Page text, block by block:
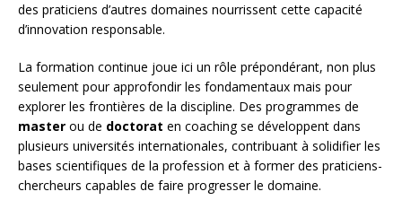
des praticiens d’autres domaines nourrissent cette capacité
d’innovation responsable.
La formation continue joue ici un rôle prépondérant, non plus
seulement pour approfondir les fondamentaux mais pour
explorer les frontières de la discipline. Des programmes de
master ou de doctorat en coaching se développent dans
plusieurs universités internationales, contribuant à solidifier les
bases scientifiques de la profession et à former des praticiens-
chercheurs capables de faire progresser le domaine.